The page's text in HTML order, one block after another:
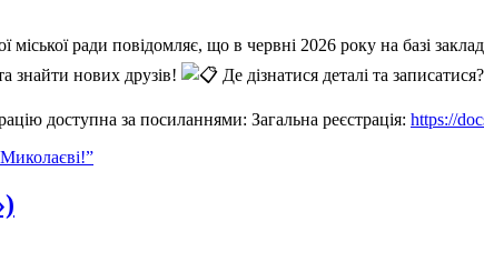
ради повідомляє, що в червні 2026 року на базі
знайти нових друзів!
Де дізнатися деталі та записатися?
доступна за посиланнями: Загальна реєстрація: https://